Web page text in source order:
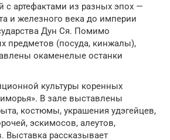
с артефактами из разных эпох —
и железного века до империи
Дун Ся. Помимо
предметов (посуда, кинжалы),
окаменелые останки
культуры коренных
В зале выставлены
костюмы, украшения удэгейцев,
эскимосов, алеутов,
Выставка рассказывает